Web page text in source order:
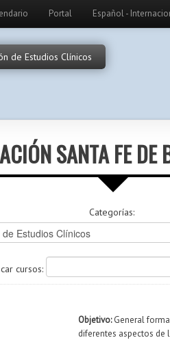
Portal Español -
de Estudios Clínicos
SANTA FE DE
Categorías:
cursos:
Objetivo:General
diferentes aspectos de